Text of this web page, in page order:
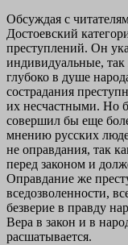
Обсуждая с
Достоевский
преступлений. Он
индивидуальные,
глубоко в душе
сострадания
их несчастными. Но
совершил бы еще
мнению русских
не оправдания, так
перед законом и
Оправдание же
вседозволенности,
безверие в правду
Вера в закон и в
расшатывается.